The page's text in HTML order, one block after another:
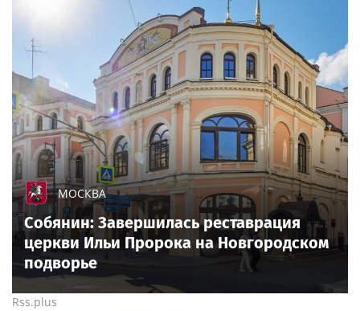
МОСКВА
Собянин: Завершилась реставрация
церкви Ильи Пророка на Новгородском
подворье
Rss.plus